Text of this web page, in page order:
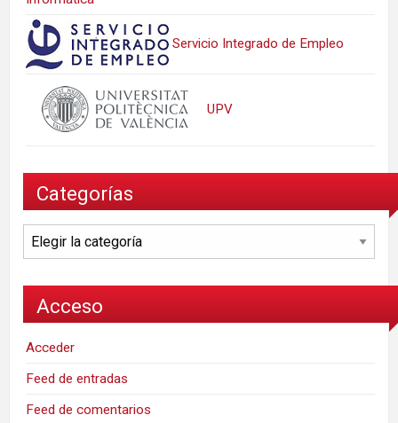
Servicio Integrado de Empleo
UPV
Categorías
Categorías
Acceso
Acceder
Feed de entradas
Feed de comentarios